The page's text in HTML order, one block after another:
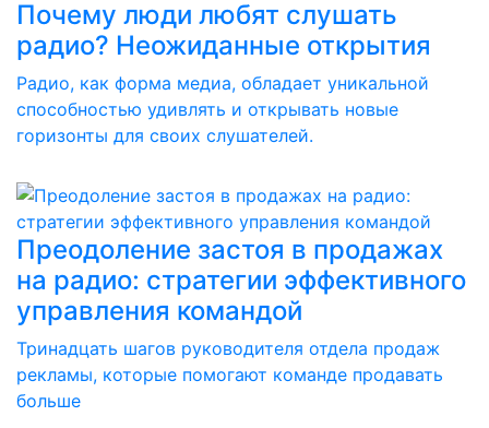
Почему люди любят слушать
радио? Неожиданные открытия
Радио, как форма медиа, обладает уникальной
способностью удивлять и открывать новые
горизонты для своих слушателей.
Преодоление застоя в продажах
на радио: стратегии эффективного
управления командой
Тринадцать шагов руководителя отдела продаж
рекламы, которые помогают команде продавать
больше